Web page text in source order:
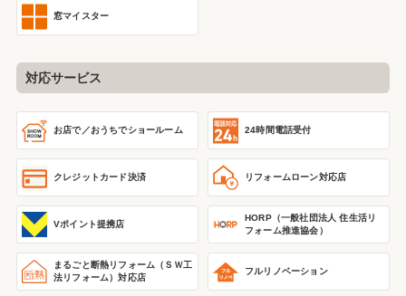
窓マイスター
対応サービス
お店で／おうちでショールーム 24時間電話受付
クレジットカード決済 リフォームローン対応店
Vポイント提携店
HORP（一般社団法人 住生活リ
フォーム推進協会）
まるごと断熱リフォーム
（ＳＷ工
法リフォーム）対応店
フルリノベーション